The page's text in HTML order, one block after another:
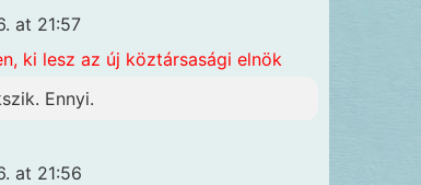
at 21:57
ki lesz az új köztársasági elnök
Ennyi.
at 21:56